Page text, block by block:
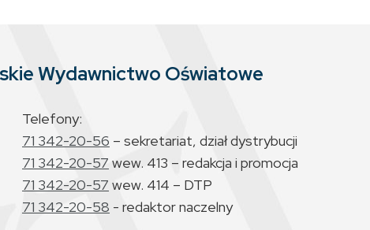
Wydawnictwo Oświatowe
Telefony:
71 342-20-56 – sekretariat, dział dystrybucji
71 342-20-57 wew. 413 – redakcja i promocja
71 342-20-57 wew. 414 – DTP
71 342-20-58 - redaktor naczelny